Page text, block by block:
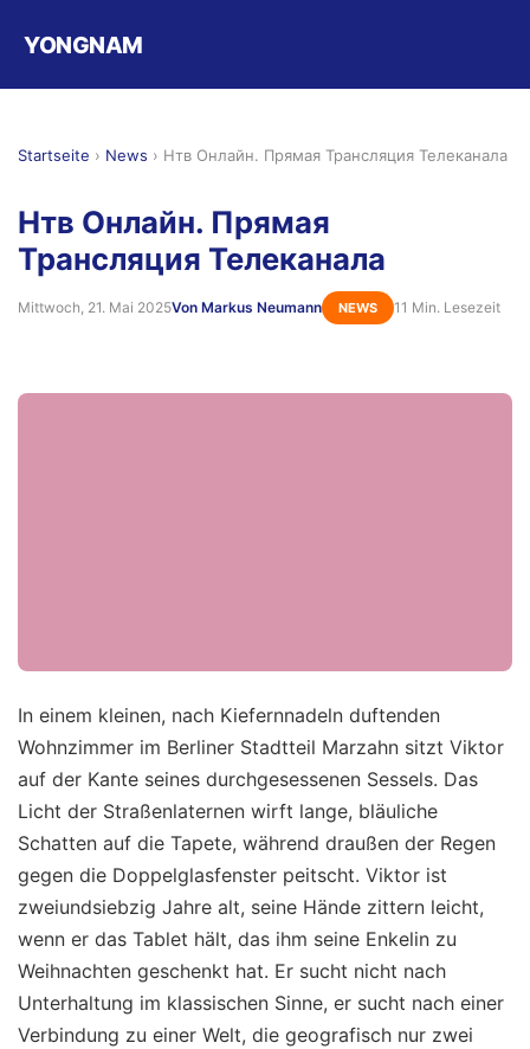
YONGNAM
Startseite › News › Нтв Онлайн. Прямая Трансляция Телеканала
Нтв Онлайн. Прямая
Трансляция Телеканала
Mittwoch, 21. Mai 2025Von Markus Neumann NEWS 11 Min. Lesezeit
In einem kleinen, nach Kiefernnadeln duftenden
Wohnzimmer im Berliner Stadtteil Marzahn sitzt Viktor
auf der Kante seines durchgesessenen Sessels. Das
Licht der Straßenlaternen wirft lange, bläuliche
Schatten auf die Tapete, während draußen der Regen
gegen die Doppelglasfenster peitscht. Viktor ist
zweiundsiebzig Jahre alt, seine Hände zittern leicht,
wenn er das Tablet hält, das ihm seine Enkelin zu
Weihnachten geschenkt hat. Er sucht nicht nach
Unterhaltung im klassischen Sinne, er sucht nach einer
Verbindung zu einer Welt, die geografisch nur zwei